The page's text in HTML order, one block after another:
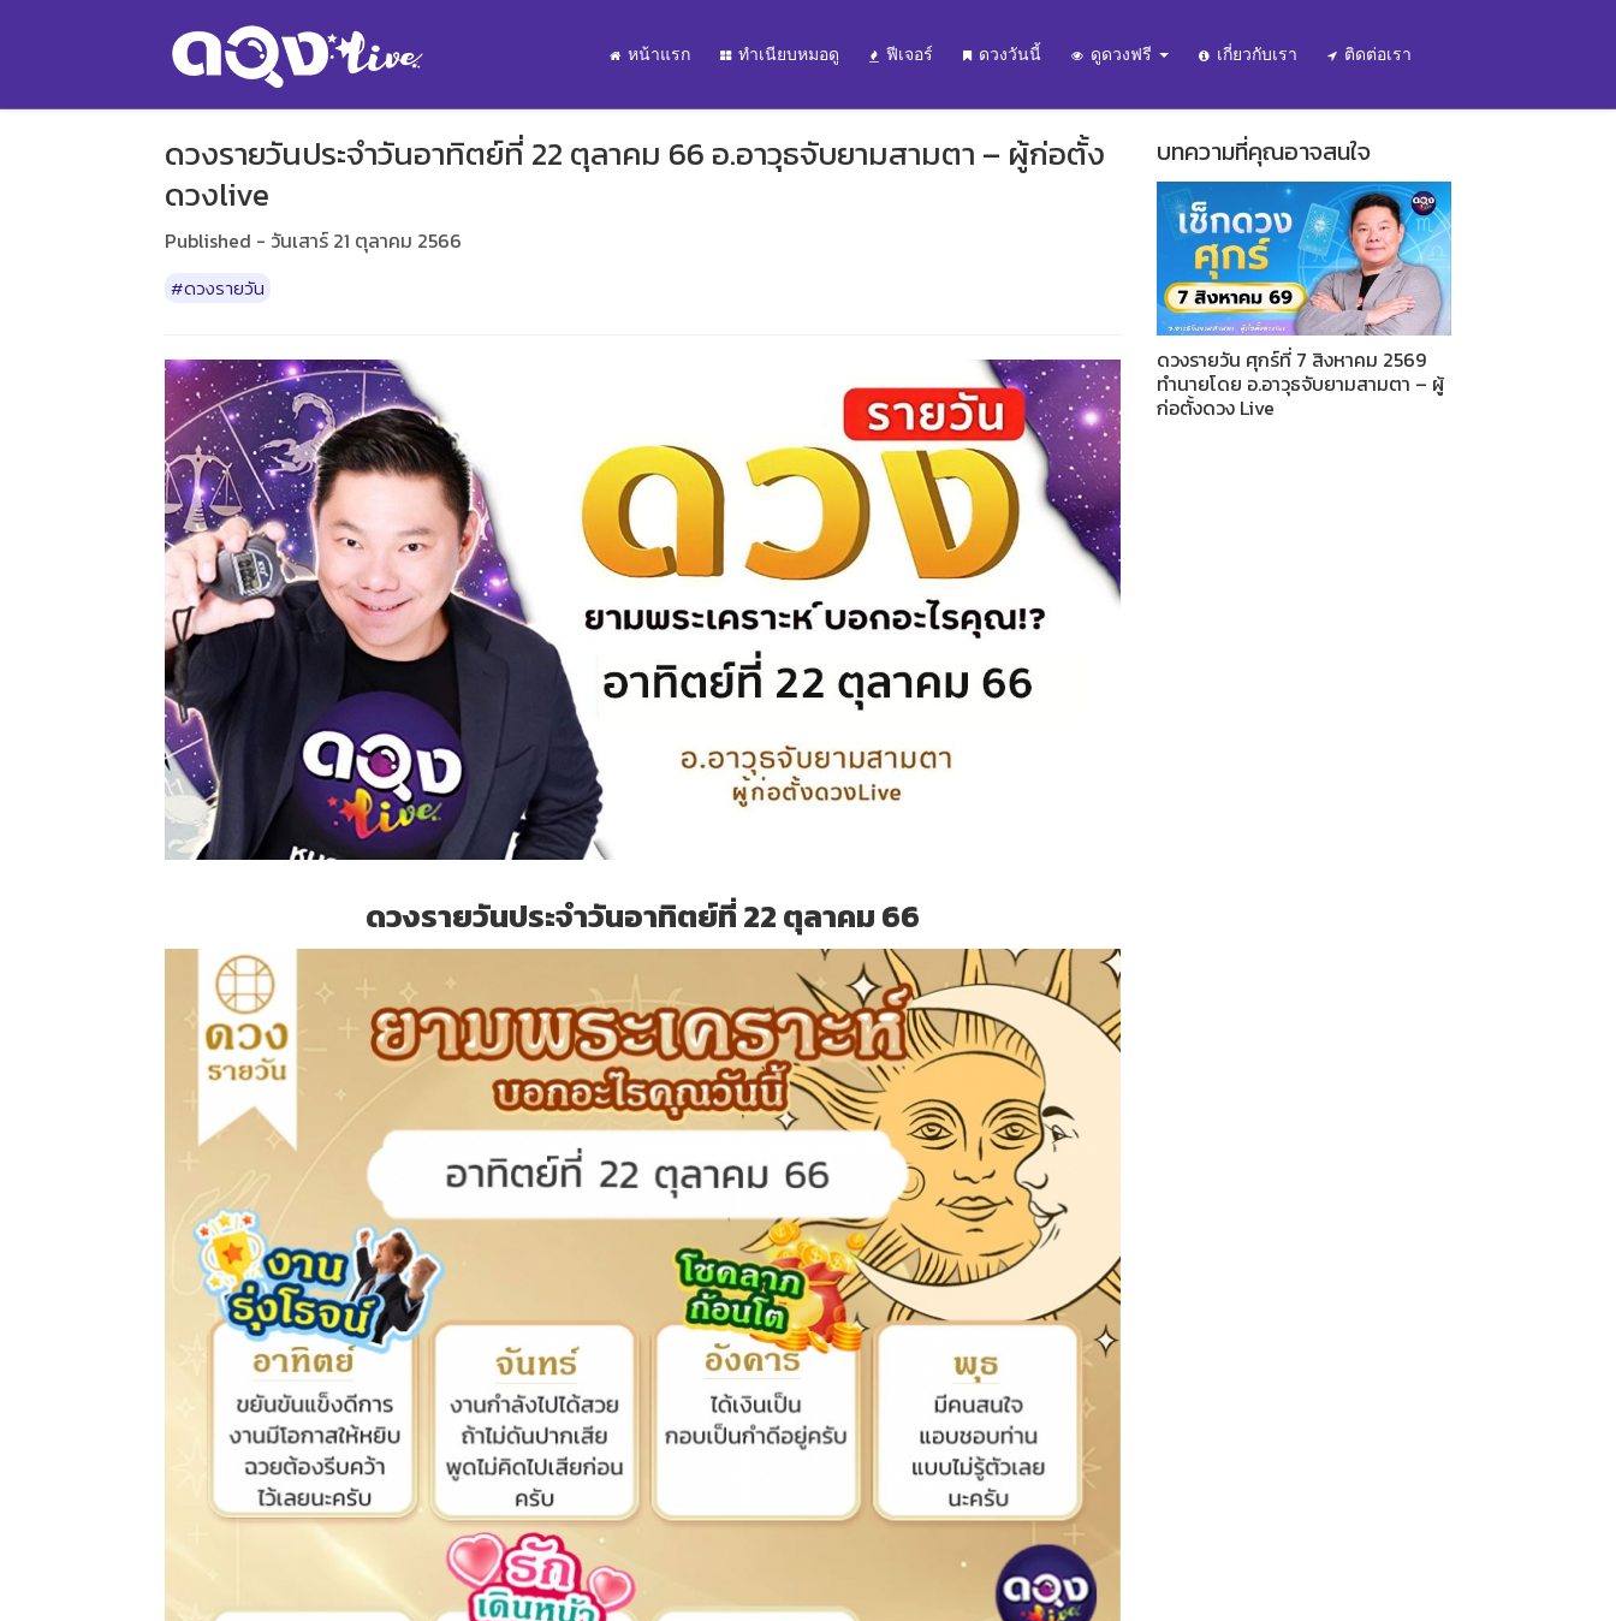
หน้าแรก ทำเนียบหมอดู ฟีเจอร์ ดวงวันนี้ ดูดวงฟรี เกี่ยวกับเรา ติดต่อเรา
ดวงรายวันประจำวันอาทิตย์ที่ 22 ตุลาคม 66 อ.อาวุธจับยามสามตา – ผู้ก่อตั้ง
ดวงlive
Published - วันเสาร์ 21 ตุลาคม 2566
#ดวงรายวัน
ดวงรายวันประจำวันอาทิตย์ที่ 22 ตุลาคม 66
บทความที่คุณอาจสนใจ
ดวงรายวัน ศุกร์ที่ 7 สิงหาคม 2569
ทำนายโดย อ.อาวุธจับยามสามตา – ผู้
ก่อตั้งดวง Live